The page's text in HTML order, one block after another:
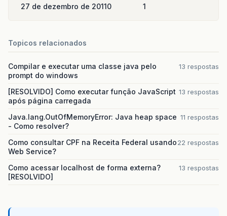
27 de dezembro de 20110 1
Topicos relacionados
Compilar e executar uma classe java pelo
prompt do windows
13 respostas
[RESOLVIDO] Como executar função JavaScript
após página carregada
13 respostas
Java.lang.OutOfMemoryError: Java heap space
- Como resolver?
11 respostas
Como consultar CPF na Receita Federal usando
Web Service?
22 respostas
Como acessar localhost de forma externa?
[RESOLVIDO]
13 respostas